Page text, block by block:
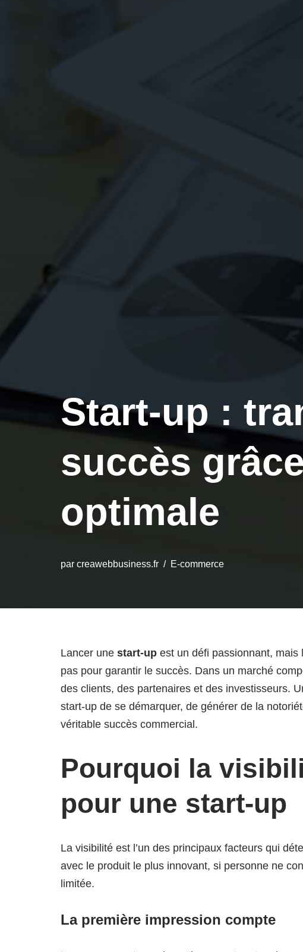
Start-up :
succès
optimale
par creawebbusiness.fr E-commerce
Lancer une start-up est un défi passionnant, mais
pas pour garantir le succès. Dans un marché
des clients, des partenaires et des investisseurs.
start-up de se démarquer, de générer de la
véritable succès commercial.
Pourquoi la
pour une start-up
La visibilité est l’un des principaux facteurs qui
avec le produit le plus innovant, si personne ne
limitée.
La première impression compte